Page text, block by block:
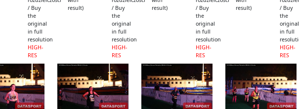
/ Buy
the
original
in full
resolution
HIGH-
RES
result)
/ Buy
the
original
in full
resolution
HIGH-
RES
result)
/ Buy
the
original
in full
resolution
HIGH-
RES
result)
/ Buy
the
original
in full
HIGH-
RES